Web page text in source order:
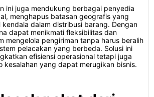
ini juga mendukung berbagai penyedia
menghapus batasan geografis yang
kendala dalam distribusi barang. Dengan
dapat menikmati fleksibilitas dan
mengelola pengiriman tanpa harus beralih
pelacakan yang berbeda. Solusi ini
efisiensi operasional tetapi juga
kesalahan yang dapat merugikan bisnis.